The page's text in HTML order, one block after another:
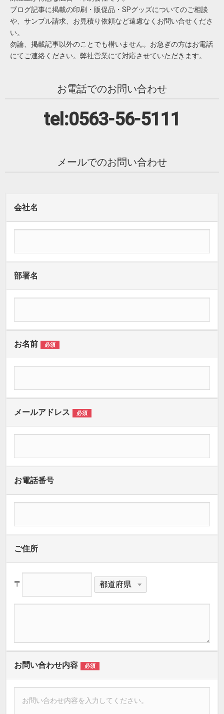
ブログ記事に掲載の印刷・販促品・SPグッズについてのご相談
や、サンプル請求、お見積り依頼など遠慮なくお問い合せくださ
い。
勿論、掲載記事以外のことでも構いません。お急ぎの方はお電話
にてご連絡ください。弊社営業にて対応させていただきます。
お電話でのお問い合わせ
tel:0563-56-5111
メールでのお問い合わせ
会社名
部署名
お名前 必須
メールアドレス 必須
お電話番号
ご住所
〒
お問い合わせ内容 必須